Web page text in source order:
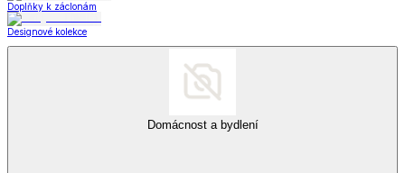
Doplňky k záclonám
Designové kolekce
Domácnost a bydlení